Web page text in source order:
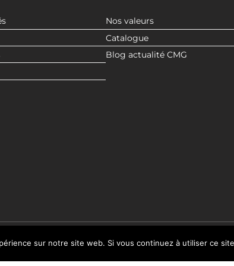
Nos valeurs
Catalogue
Blog actualité CMG
sur notre site web. Si vous continuez à utiliser ce